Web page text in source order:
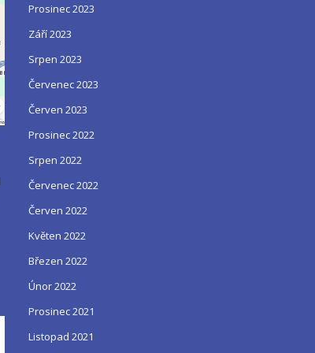
Prosinec 2023
Září 2023
Srpen 2023
Červenec 2023
Červen 2023
Prosinec 2022
Srpen 2022
Červenec 2022
Červen 2022
Květen 2022
Březen 2022
Únor 2022
Prosinec 2021
Listopad 2021